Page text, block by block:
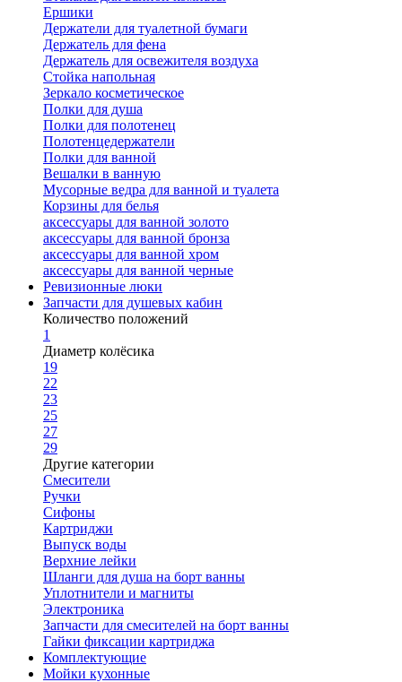
Ершики
Держатели для туалетной бумаги
Держатель для фена
Держатель для освежителя воздуха
Стойка напольная
Зеркало косметическое
Полки для душа
Полки для полотенец
Полотенцедержатели
Полки для ванной
Вешалки в ванную
Мусорные ведра для ванной и туалета
Корзины для белья
аксессуары для ванной золото
аксессуары для ванной бронза
аксессуары для ванной хром
аксессуары для ванной черные
Ревизионные люки
Запчасти для душевых кабин
Количество положений
1
Диаметр колёсика
19
22
23
25
27
29
Другие категории
Смесители
Ручки
Сифоны
Картриджи
Выпуск воды
Верхние лейки
Шланги для душа на борт ванны
Уплотнители и магниты
Электроника
Запчасти для смесителей на борт ванны
Гайки фиксации картриджа
Комплектующие
Мойки кухонные